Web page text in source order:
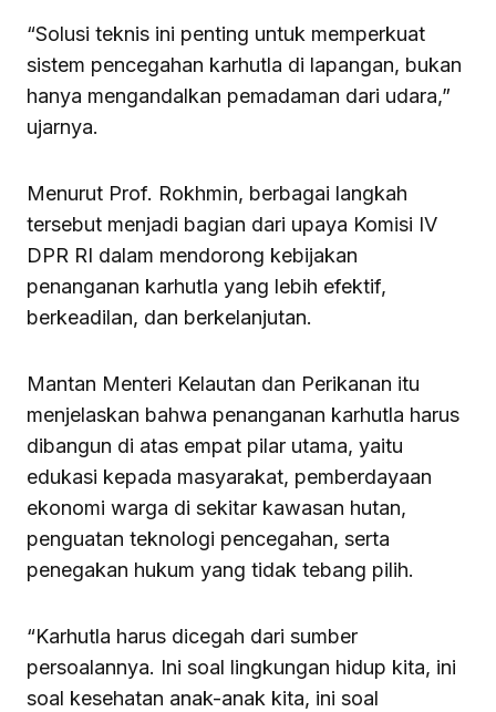
“Solusi teknis ini penting untuk memperkuat
sistem pencegahan karhutla di lapangan, bukan
hanya mengandalkan pemadaman dari udara,”
ujarnya.
Menurut Prof. Rokhmin, berbagai langkah
tersebut menjadi bagian dari upaya Komisi IV
DPR RI dalam mendorong kebijakan
penanganan karhutla yang lebih efektif,
berkeadilan, dan berkelanjutan.
Mantan Menteri Kelautan dan Perikanan itu
menjelaskan bahwa penanganan karhutla harus
dibangun di atas empat pilar utama, yaitu
edukasi kepada masyarakat, pemberdayaan
ekonomi warga di sekitar kawasan hutan,
penguatan teknologi pencegahan, serta
penegakan hukum yang tidak tebang pilih.
“Karhutla harus dicegah dari sumber
persoalannya. Ini soal lingkungan hidup kita, ini
soal kesehatan anak-anak kita, ini soal